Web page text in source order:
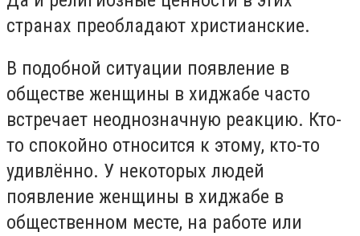
странах преобладают христианские.
В подобной ситуации появление в
обществе женщины в хиджабе часто
встречает неоднозначную реакцию. Кто-
то спокойно относится к этому, кто-то
удивлённо. У некоторых людей
появление женщины в хиджабе в
общественном месте, на работе или